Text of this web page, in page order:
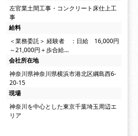
左官業土間工事・コンクリート床仕上工
事
給料
＜業務委託＞ 経験者 ：日給 16,000円
～21,000円＋歩合給…
会社所在地
神奈川県神奈川県横浜市港北区綱島西6-
20-15
現場
神奈川を中心とした東京千葉埼玉周辺エ
リア